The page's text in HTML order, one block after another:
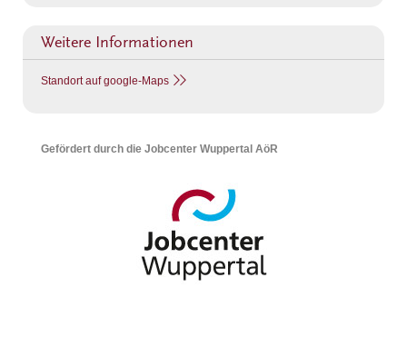
Weitere Informationen
Standort auf google-Maps
Gefördert durch die Jobcenter Wuppertal AöR